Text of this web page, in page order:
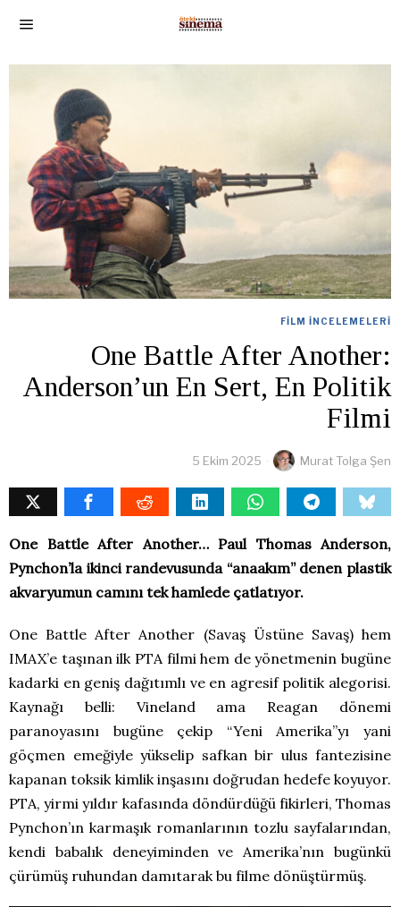
FILM İNCELEMELERI
One Battle After Another:
Anderson’un En Sert, En Politik
Filmi
5 Ekim 2025 Murat Tolga Şen
One Battle After Another… Paul Thomas Anderson,
Pynchon’la ikinci randevusunda “anaakım” denen plastik
akvaryumun camını tek hamlede çatlatıyor.
One Battle After Another (Savaş Üstüne Savaş) hem
IMAX’e taşınan ilk PTA filmi hem de yönetmenin bugüne
kadarki en geniş dağıtımlı ve en agresif politik alegorisi.
Kaynağı belli: Vineland ama Reagan dönemi
paranoyasını bugüne çekip “Yeni Amerika”yı yani
göçmen emeğiyle yükselip safkan bir ulus fantezisine
kapanan toksik kimlik inşasını doğrudan hedefe koyuyor.
PTA, yirmi yıldır kafasında döndürdüğü fikirleri, Thomas
Pynchon’ın karmaşık romanlarının tozlu sayfalarından,
kendi babalık deneyiminden ve Amerika’nın bugünkü
çürümüş ruhundan damıtarak bu filme dönüştürmüş.